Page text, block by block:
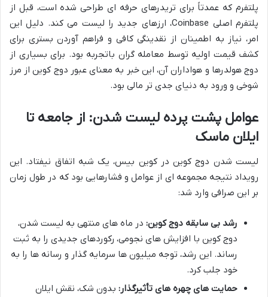
پلتفرم که عمدتاً برای تریدرهای حرفه ای طراحی شده است، قبل از
پلتفرم اصلی Coinbase، ارزهای جدید را لیست می کند. دلیل این
امر، نیاز به اطمینان از نقدینگی کافی و فراهم آوردن بستری برای
کشف قیمت اولیه توسط معامله گران باتجربه بود. برای بسیاری از
دوج هولدرها و هواداران آن، این خبر به معنای عبور دوج کوین از مرز
شوخی و ورود به دنیای جدی تر مالی بود.
عوامل پشت پرده لیست شدن: از جامعه تا
ایلان ماسک
لیست شدن دوج کوین در کوین بیس، یک شبه اتفاق نیفتاد. این
رویداد نتیجه مجموعه ای از عوامل و فشارهایی بود که در طول زمان
بر این صرافی وارد شد:
رشد بی سابقه دوج کوین: در ماه های منتهی به لیست شدن،
دوج کوین با افزایش های نجومی، رکوردهای جدیدی را به ثبت
رساند. این رشد، توجه میلیون ها سرمایه گذار و رسانه ها را به
خود جلب کرد.
حمایت های چهره های تأثیرگذار: بدون شک، نقش ایلان